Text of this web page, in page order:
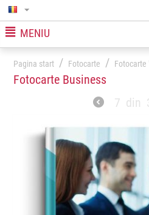
MENIU
Pagina start / Fotocarte / Fotocarte
Fotocarte Business
7 din